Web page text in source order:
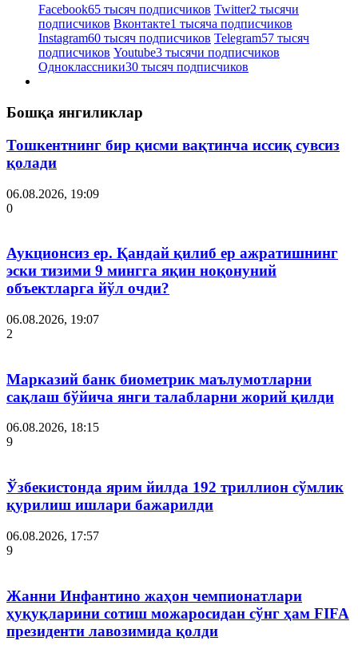
Facebook65 тысяч подписчиков Twitter2 тысячи
подписчиков Вконтакте1 тысяча подписчиков
Instagram60 тысяч подписчиков Telegram57 тысяч
подписчиков Youtube3 тысячи подписчиков
Одноклассники30 тысяч подписчиков
Бошқа янгиликлар
Тошкентнинг бир қисми вақтинча иссиқ сувсиз
қолади
06.08.2026, 19:09
0
Аукционсиз ер. Қандай қилиб ер ажратишнинг
эски тизими 9 мингга яқин ноқонуний
объектларга йўл очди?
06.08.2026, 19:07
2
Марказий банк биометрик маълумотларни
сақлаш бўйича янги талабларни жорий қилди
06.08.2026, 18:15
9
Ўзбекистонда ярим йилда 192 триллион сўмлик
қурилиш ишлари бажарилди
06.08.2026, 17:57
9
Жанни Инфантино жаҳон чемпионатлари
ҳуқуқларини сотиш можаросидан сўнг ҳам FIFA
президенти лавозимида қолди